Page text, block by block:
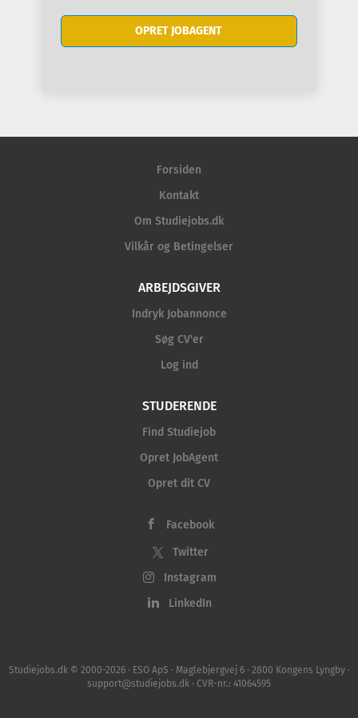
Forsiden
Kontakt
Om Studiejobs.dk
Vilkår og Betingelser
ARBEJDSGIVER
Indryk Jobannonce
Søg CV'er
Log ind
STUDERENDE
Find Studiejob
Opret JobAgent
Opret dit CV
Facebook
Twitter
Instagram
LinkedIn
Studiejobs.dk © 2000-2026 · ESO ApS · Maglebjergvej 6 · 2800 Kongens Lyngby ·
support@studiejobs.dk · CVR-nr.: 41064595